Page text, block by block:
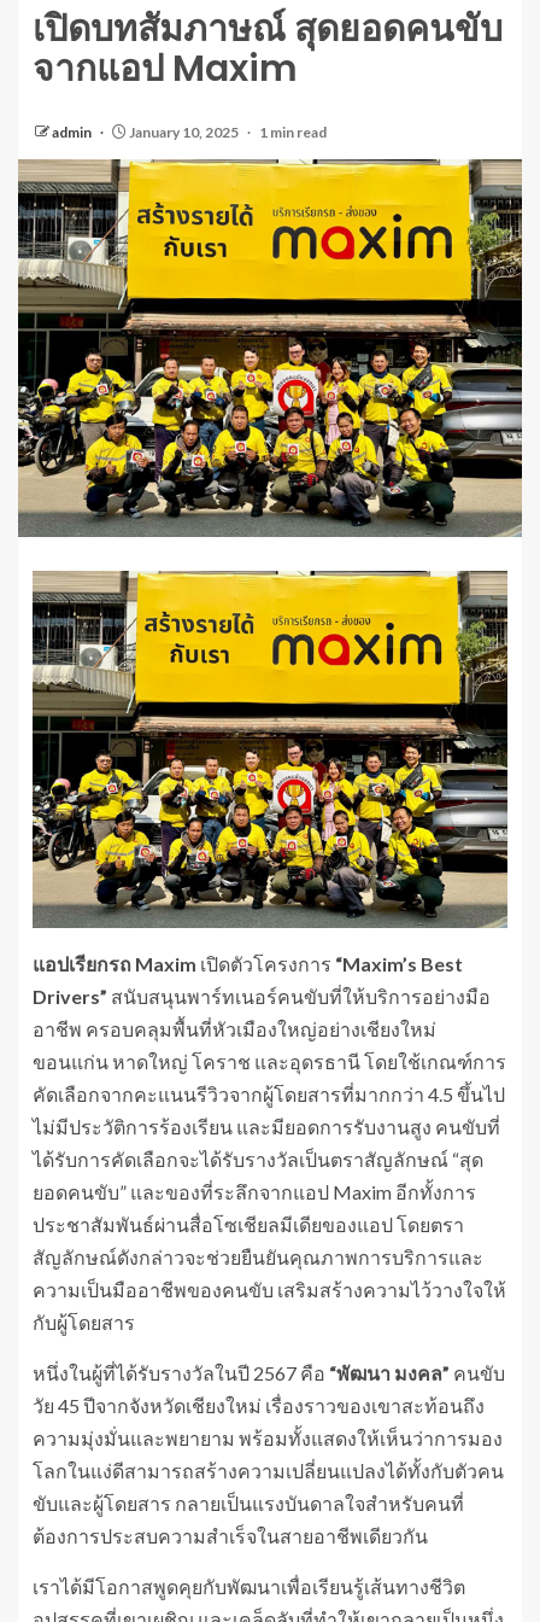
เปิดบทสัมภาษณ์ สุดยอดคนขับ
จากแอป Maxim
admin January 10, 2025 1 min read
แอปเรียกรถ Maxim เปิดตัวโครงการ “Maxim’s Best
Drivers” สนับสนุนพาร์ทเนอร์คนขับที่ให้บริการอย่างมือ
อาชีพ ครอบคลุมพื้นที่หัวเมืองใหญ่อย่างเชียงใหม่
ขอนแก่น หาดใหญ่ โคราช และอุดรธานี โดยใช้เกณฑ์การ
คัดเลือกจากคะแนนรีวิวจากผู้โดยสารที่มากกว่า 4.5 ขึ้นไป
ไม่มีประวัติการร้องเรียน และมียอดการรับงานสูง คนขับที่
ได้รับการคัดเลือกจะได้รับรางวัลเป็นตราสัญลักษณ์ “สุด
ยอดคนขับ” และของที่ระลึกจากแอป Maxim อีกทั้งการ
ประชาสัมพันธ์ผ่านสื่อโซเชียลมีเดียของแอป โดยตรา
สัญลักษณ์ดังกล่าวจะช่วยยืนยันคุณภาพการบริการและ
ความเป็นมืออาชีพของคนขับ เสริมสร้างความไว้วางใจให้
กับผู้โดยสาร
หนึ่งในผู้ที่ได้รับรางวัลในปี 2567 คือ “พัฒนา มงคล” คนขับ
วัย 45 ปีจากจังหวัดเชียงใหม่ เรื่องราวของเขาสะท้อนถึง
ความมุ่งมั่นและพยายาม พร้อมทั้งแสดงให้เห็นว่าการมอง
โลกในแง่ดีสามารถสร้างความเปลี่ยนแปลงได้ทั้งกับตัวคน
ขับและผู้โดยสาร กลายเป็นแรงบันดาลใจสำหรับคนที่
ต้องการประสบความสำเร็จในสายอาชีพเดียวกัน
เราได้มีโอกาสพูดคุยกับพัฒนาเพื่อเรียนรู้เส้นทางชีวิต